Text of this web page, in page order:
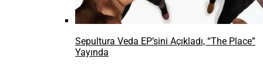
Sepultura Veda EP’sini Açıkladı, “The Place”
Yayında